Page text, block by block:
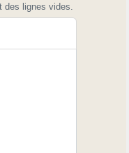
des lignes vides.